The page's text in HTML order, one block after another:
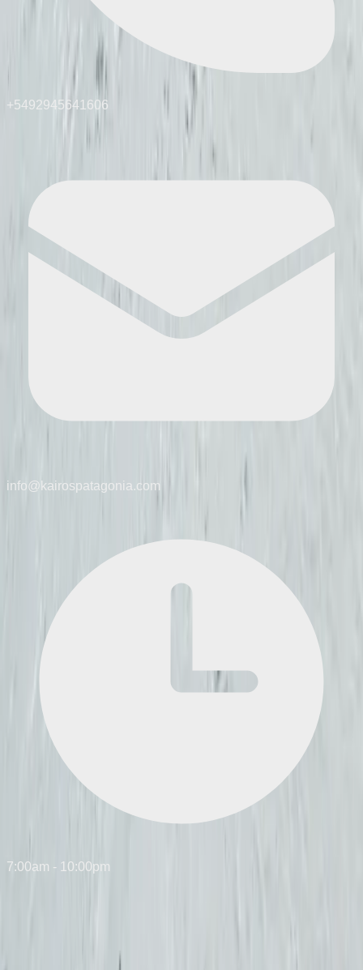
+5492945641606
info@kairospatagonia.com
7:00am - 10:00pm